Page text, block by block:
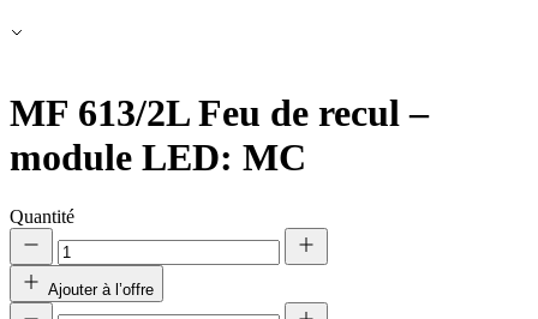
MF 613/2L Feu de recul –
module LED: MC
Quantité
Ajouter à l’offre
Accepter tout